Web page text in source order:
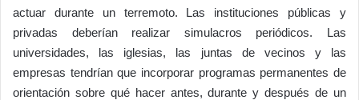
actuar durante un terremoto. Las instituciones públicas y
privadas deberían realizar simulacros periódicos. Las
universidades, las iglesias, las juntas de vecinos y las
empresas tendrían que incorporar programas permanentes de
orientación sobre qué hacer antes, durante y después de un